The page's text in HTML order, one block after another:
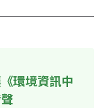
環境資訊中